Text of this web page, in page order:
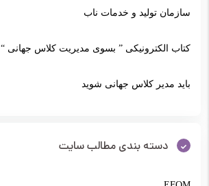
سازمان تولید و خدمات ناب
کتاب الکترونیکی ” بسوی مدیریت کلاس جهانی “
باید مدیر کلاس جهانی شوید
دسته بندی مطالب سایت